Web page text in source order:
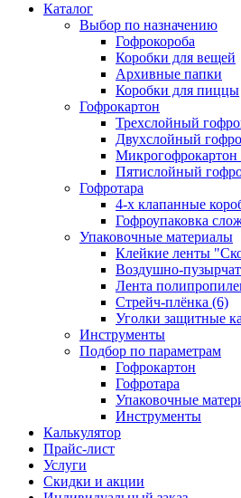
Каталог
Выбор по назначению
Гофрокороба
Коробки для вещей
Архивные папки
Коробки для пиццы
Гофрокартон
Трехслойный
Двухслойный
Микрогофрокартон
Пятислойный
Гофротара
4-х клапанные
Гофроупаковка
Упаковочные материалы
Клейкие ленты
Воздушно-
Лента
Стрейч-плёнка (6)
Уголки защитные
Инструменты
Подбор по параметрам
Гофрокартон
Гофротара
Упаковочные
Инструменты
Калькулятор
Прайс-лист
Услуги
Скидки и акции